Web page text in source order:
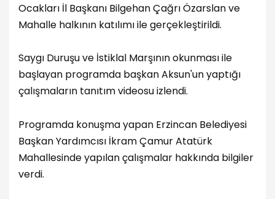
Ocakları İl Başkanı Bilgehan Çağrı Özarslan ve
Mahalle halkının katılımı ile gerçekleştirildi.
Saygı Duruşu ve İstiklal Marşının okunması ile
başlayan programda başkan Aksun'un yaptığı
çalışmaların tanıtım videosu izlendi.
Programda konuşma yapan Erzincan Belediyesi
Başkan Yardımcısı İkram Çamur Atatürk
Mahallesinde yapılan çalışmalar hakkında bilgiler
verdi.